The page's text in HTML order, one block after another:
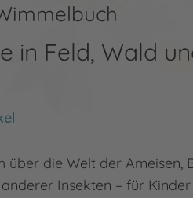
in Feld, Wald
über die Welt der Ameisen,
Insekten – für